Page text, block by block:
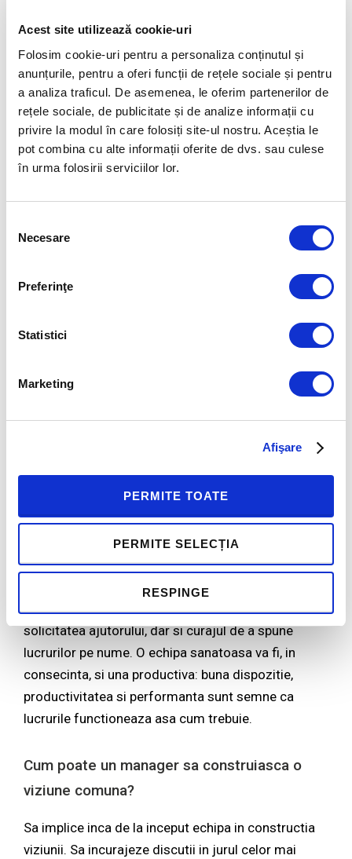
Acest site utilizează cookie-uri
Folosim cookie-uri pentru a personaliza conținutul și
anunțurile, pentru a oferi funcții de rețele sociale și pentru
a analiza traficul. De asemenea, le oferim partenerilor de
rețele sociale, de publicitate și de analize informații cu
privire la modul în care folosiți site-ul nostru. Aceștia le
pot combina cu alte informații oferite de dvs. sau culese
în urma folosirii serviciilor lor.
consimțământului
Necesare
Preferinţe
Statistici
Marketing
Afişare
PERMITE TOATE
PERMITE SELECȚIA
RESPINGE
personale rau intentionate.
Este util ca liderii echipelor sa fie constienti si de
tendintele de consens artificial precum „gandirea
de grup” (en. Groupthinking), care apare cu cat un
grup este mai mai inchegat, mai izolat fata de alte
echipe si are un lider directiv care semnaleaza
decizia pe care si-ar dori-o. Printre simptome:
sentimentul de unanimitate, auto-cenzurarea
bloca critica celorlalti.
Exista exemple celebre in istorie in care
groupthinking-ul a dus aproape la catastrofe, de la
politica – invazia Bay of Pigs din 1961 in care John
Kennedy si consilierii sai au incercat sa il inalture de
la putere pe Fidel Castro cu consecinte nefaste
pentru USA, razboiul din Vietnam sau cel din Golf, la
Care sunt semnele unei echipe sanatoase si
In primul rand, increderea, dorinta de a construi
ceva impreuna, cooperarea si existenta unui
obiectiv comun. Semne ca echipa este bine
inchegata sunt si exprimarea vulnerabilitatii,
solicitatea ajutorului, dar si curajul de a spune
lucrurilor pe nume. O echipa sanatoasa va fi, in
consecinta, si una productiva: buna dispozitie,
productivitatea si performanta sunt semne ca
lucrurile functioneaza asa cum trebuie.
Cum poate un manager sa construiasca o
viziune comuna?
Sa implice inca de la inceput echipa in constructia
viziunii. Sa incurajeze discutii in jurul celor mai